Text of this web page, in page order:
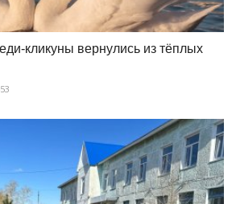
кликуны вернулись из тёплых